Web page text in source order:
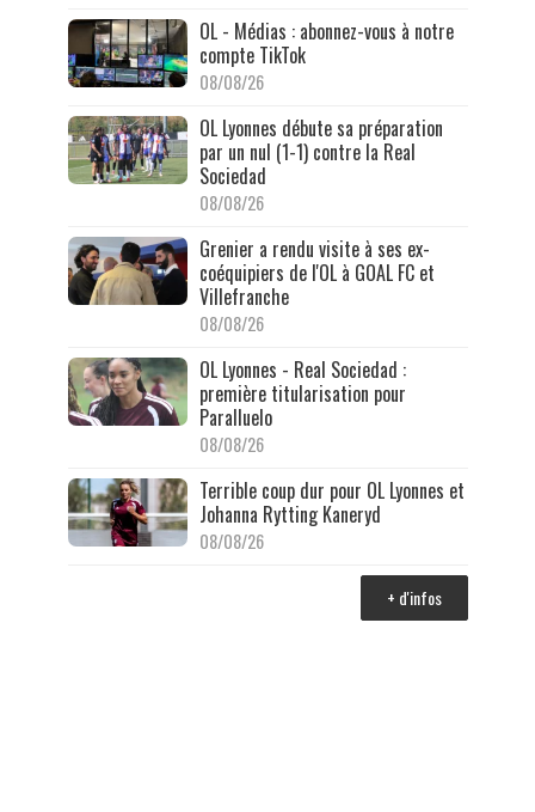
OL - Médias : abonnez-vous à notre
compte TikTok
08/08/26
OL Lyonnes débute sa préparation
par un nul (1-1) contre la Real
Sociedad
08/08/26
Grenier a rendu visite à ses ex-
coéquipiers de l'OL à GOAL FC et
Villefranche
08/08/26
OL Lyonnes - Real Sociedad :
première titularisation pour
Paralluelo
08/08/26
Terrible coup dur pour OL Lyonnes et
Johanna Rytting Kaneryd
08/08/26
+ d'infos